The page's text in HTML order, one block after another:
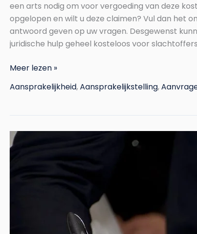
een arts nodig om voor vergoeding van deze
opgelopen en wilt u deze claimen? Vul dan het
antwoord geven op uw vragen. Desgewenst
juridische hulp geheel kosteloos voor
Meer lezen »
Aansprakelijkheid,Aansprakelijkstelling,
Aansprakelijk
stellen
letselschade